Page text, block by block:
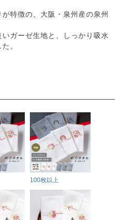
特徴の、大阪・泉州産の泉州
ガーゼ生地と、しっかり吸水
。
100枚以上